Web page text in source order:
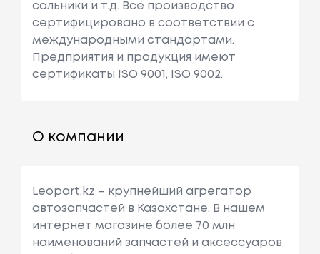
сальники и т.д. Всё производство
сертифицировано в соответствии с
международными стандартами.
Предприятия и продукция имеют
сертификаты ISO 9001, ISO 9002.
О компании
Leopart.kz – крупнейший агрегатор
автозапчастей в Казахстане. В нашем
интернет магазине более 70 млн
наименований запчастей и аксессуаров